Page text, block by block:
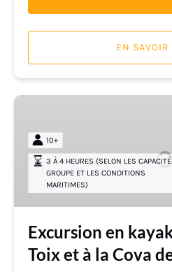
EN SAVOIR
Excursion
kayak
Morro
Toix
10+
3 À 4 HEURES (SELON LES
GROUPE ET LES CONDITIONS
MARITIMES)
Excursion en
Toix et à la Cova